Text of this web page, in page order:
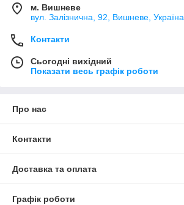
м. Вишневе
вул. Залізнична, 92, Вишневе, Україна
Контакти
Сьогодні вихідний
Показати весь графік роботи
Про нас
Контакти
Доставка та оплата
Графік роботи